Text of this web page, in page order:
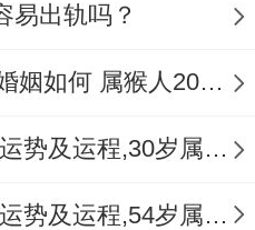
易出轨吗？
属猴人2022年感情和婚姻如何 属猴人2022年如何旺桃花
1992年属猴女2022年运势及运程,30岁属猴人2022全年每月运势女性如何
1968年属猴女2022年运势及运程,54岁属猴人2022全年每月运势女性如何